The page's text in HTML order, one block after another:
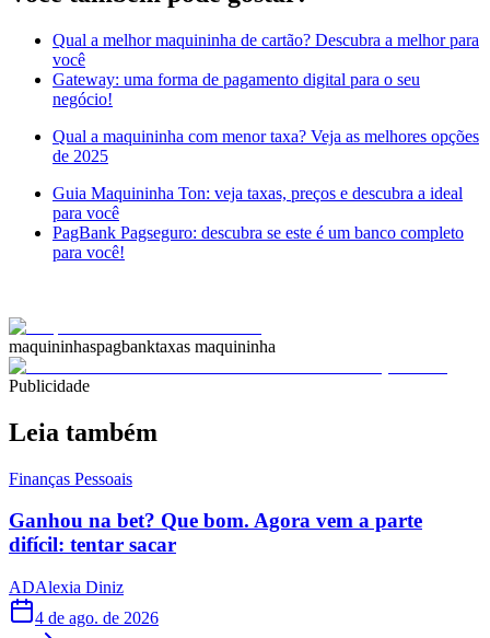
Qual a melhor maquininha de cartão? Descubra a melhor para
você
Gateway: uma forma de pagamento digital para o seu
negócio!
Qual a maquininha com menor taxa? Veja as melhores opções
de 2025
Guia Maquininha Ton: veja taxas, preços e descubra a ideal
para você
PagBank Pagseguro: descubra se este é um banco completo
para você!
maquininhaspagbanktaxas maquininha
Publicidade
Leia também
Finanças Pessoais
Ganhou na bet? Que bom. Agora vem a parte
difícil: tentar sacar
ADAlexia Diniz
4 de ago. de 2026